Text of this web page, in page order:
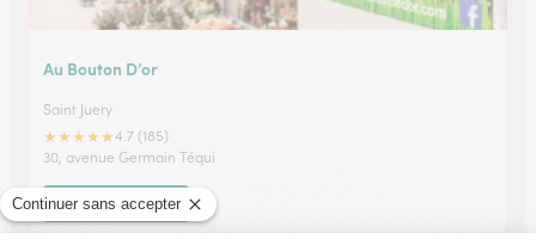
Au Bouton D’or
Saint Juery
★★★★★4.7 (185)
30, avenue Germain Téqui
Voir la boutique